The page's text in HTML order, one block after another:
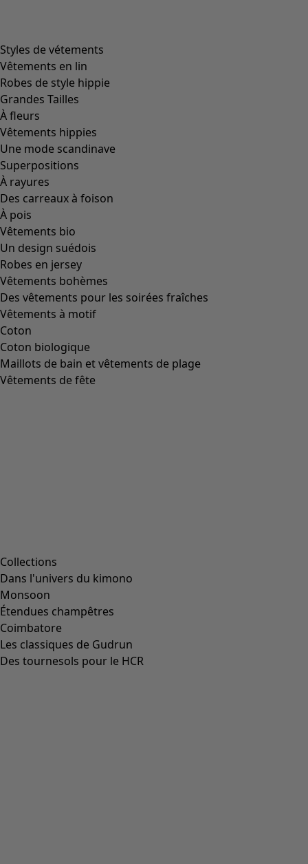
Styles de vétements
Vêtements en lin
Robes de style hippie
Grandes Tailles
À fleurs
Vêtements hippies
Une mode scandinave
Superpositions
À rayures
Des carreaux à foison
À pois
Vêtements bio
Un design suédois
Robes en jersey
Vêtements bohèmes
Des vêtements pour les soirées fraîches
Vêtements à motif
Coton
Coton biologique
Maillots de bain et vêtements de plage
Vêtements de fête
Collections
Dans l'univers du kimono
Monsoon
Étendues champêtres
Coimbatore
Les classiques de Gudrun
Des tournesols pour le HCR